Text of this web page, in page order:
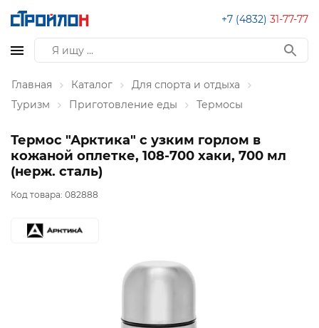
+7 (4832) 31-77-77
Главная Каталог
Для спорта и отдыха
Туризм
Приготовление еды Термосы
Термос "Арктика" с узким горлом в
кожаной оплетке, 108-700 хаки, 700 мл
(нерж. сталь)
Код товара: 082888